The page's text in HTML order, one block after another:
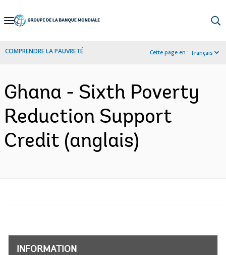
Skip
Navigation
COMPRENDRE LA PAUVRETÉ Cette page en : Français
Ghana - Sixth Poverty
Reduction Support
Credit (anglais)
INFORMATION